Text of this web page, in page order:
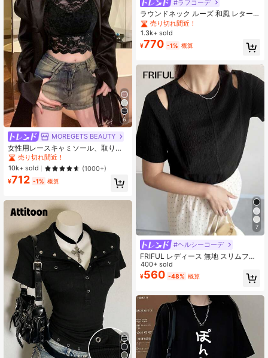
6
MOREGETS BEAUTY
女性用レースキャミソール、取り外
し可能なパッド付き、かわいい&セク
シーな無地インナー、新学期、冬、
クリスマス、春節、カジュアルブラ
ックサマーに適しています、シック&
売り切れ間近！
10k+ sold
(1000+)
¥712 -1% 概算
#ラフコーデ
ラウンドネック ルーズ 和風 レター
プリント 可愛い猫 半袖Tシャツ、春
夏カジュアル ブラック
売り切れ間近！
1.3k+ sold
¥770 -1% 概算
7
#ヘルシーコーデ
FRIFUL レディース 無地 スリムフィ
ット カジュアル 半袖Tシャツ、春夏
シーズンに適しています
400+ sold
¥560 -48% 概算